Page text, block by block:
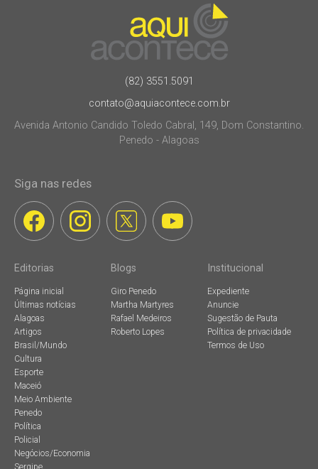
(82) 3551.5091
contato@aquiacontece.com.br
Avenida Antonio Candido Toledo Cabral, 149, Dom Constantino.
Penedo - Alagoas
Siga nas redes
Editorias
Página inicial
Últimas notícias
Alagoas
Artigos
Brasil/Mundo
Cultura
Esporte
Maceió
Meio Ambiente
Penedo
Política
Policial
Negócios/Economia
Sergipe
Blogs
Giro Penedo
Martha Martyres
Rafael Medeiros
Roberto Lopes
Institucional
Expediente
Anuncie
Sugestão de Pauta
Política de privacidade
Termos de Uso